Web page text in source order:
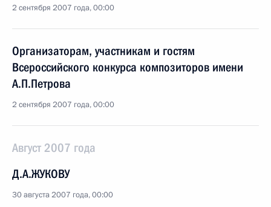
2 сентября 2007 года, 00:00
Организаторам, участникам и гостям
Всероссийского конкурса композиторов имени
А.П.Петрова
2 сентября 2007 года, 00:00
Август 2007 года
Д.А.ЖУКОВУ
30 августа 2007 года, 00:00